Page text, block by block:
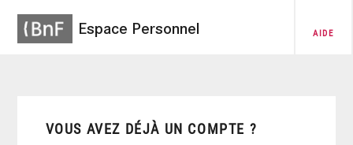
Espace Personnel AIDE
VOUS AVEZ DÉJÀ UN COMPTE ?